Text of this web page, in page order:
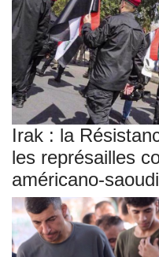
Irak : la
les représailles
américano-